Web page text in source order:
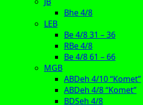
Bhe 4/8
LEB
Be 4/8 31 – 36
RBe 4/8
Be 4/8 61 – 66
MGB
ABDeh 4/10 “Komet”
ABDeh 4/8 “Komet”
BDSeh 4/8